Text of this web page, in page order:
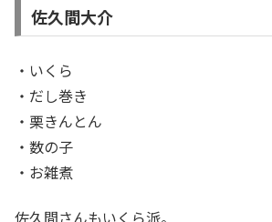
佐久間大介
・いくら
・だし巻き
・栗きんとん
・数の子
・お雑煮